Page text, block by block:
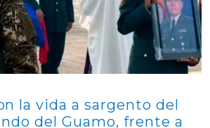
la vida a sargento del
del Guamo, frente a